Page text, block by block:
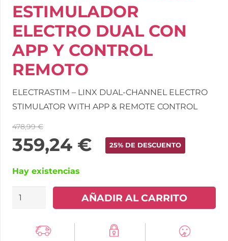
ESTIMULADOR
ELECTRO DUAL CON
APP Y CONTROL
REMOTO
ELECTRASTIM – LINX DUAL-CHANNEL ELECTRO
STIMULATOR WITH APP & REMOTE CONTROL
478,99€
359,24 € 25% DE DESCUENTO
Hay existencias
ELECTRASTIM
ESTIMULADOR
AÑADIR AL CARRITO